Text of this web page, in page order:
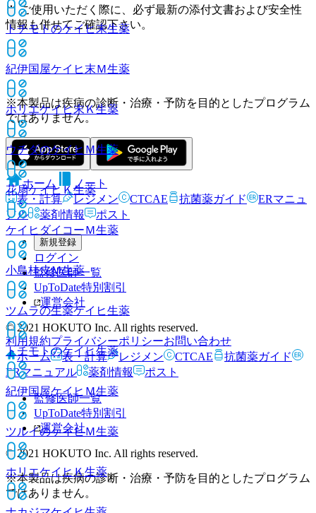
トチモトのケイヒ末生薬
紀伊国屋ケイヒ末Ｍ生薬
ホリエケイヒ末Ｋ生薬
ウチダのケイヒＭ生薬
花扇ケイヒＫ生薬
ケイヒダイコーＭ生薬
小島桂皮Ｍ生薬
ツムラの生薬ケイヒ生薬
トチモトのケイヒ生薬
紀伊国屋ケイヒＭ生薬
ツルイのケイヒＭ生薬
ホリエケイヒＫ生薬
※ ご使用いただく際に、必ず最新の添付文書および安全性
情報も併せてご確認下さい。
※本製品は疾病の診断・治療・予防を目的としたプログラム
ではありません。
ホーム
ノート
表・計算
レジメン CTCAE 抗菌薬ガイド
ERマニュ
アル
薬剤情報 ポスト
新規登録
ログイン
監修医師一覧
UpToDate特別割引
運営会社
© 2021 HOKUTO Inc. All rights reserved.
利用規約プライバシーポリシーお問い合わせ
ホーム
表・計算 レジメン CTCAE
抗菌薬ガイド
ERマニュアル
薬剤情報 ポスト
監修医師一覧
UpToDate特別割引
運営会社
© 2021 HOKUTO Inc. All rights reserved.
※本製品は疾病の診断・治療・予防を目的としたプログラム
ではありません。